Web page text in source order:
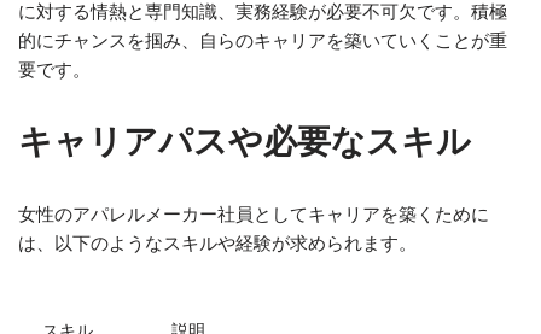
に対する情熱と専門知識、実務経験が必要不可欠です。積極
的にチャンスを掴み、自らのキャリアを築いていくことが重
要です。
キャリアパスや必要なスキル
女性のアパレルメーカー社員としてキャリアを築くために
は、以下のようなスキルや経験が求められます。